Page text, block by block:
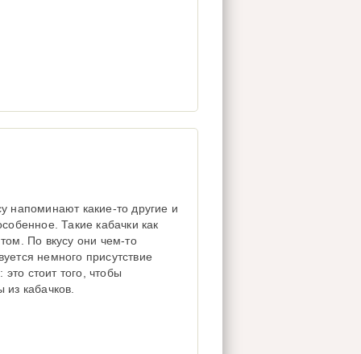
напоминают какие-то другие и
Такие кабачки как
По вкусу они чем-то
немного присутствие
стоит того, чтобы
кабачков.